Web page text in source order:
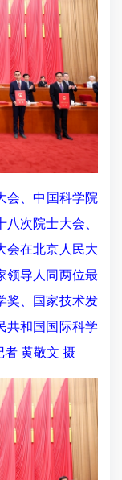
、中国科学院
次院士大会、
会在北京人民大
领导人同两位最
奖、国家技术发
共和国国际科学
者 黄敬文 摄